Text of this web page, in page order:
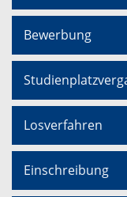
Bewerbung
Losverfahren
Einschreibung